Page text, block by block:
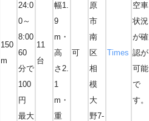
150
m
24:0
0～
8:00
60
分で
100
円
最大
11
台
幅1.
9
m・
高
さ2.
1
m・
重
可
原
市
南
区
相
模
大
野7-
Times
空車
状況
が確
認が
可能
で
す。